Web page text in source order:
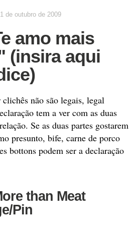
de outubro de 2009
amo mais
(insira aqui
não são legais, legal
tem a ver com as duas
Se as duas partes gostarem
presunto, bife, carne de porco
bottons podem ser a declaração
than Meat
Pin